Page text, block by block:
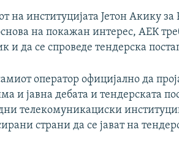
на институцијата Јетон Акику
на покажан интерес, АЕК
и да се спроведе тендерска
оператор официјално да
и јавна дебата и тендерската
телекомуникациски
страни да се јават на